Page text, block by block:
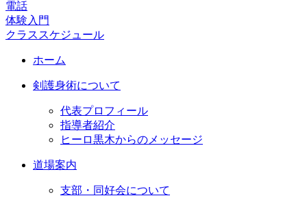
電話
体験入門
クラススケジュール
ホーム
剣護身術について
代表プロフィール
指導者紹介
ヒーロ黒木からのメッセージ
道場案内
支部・同好会について